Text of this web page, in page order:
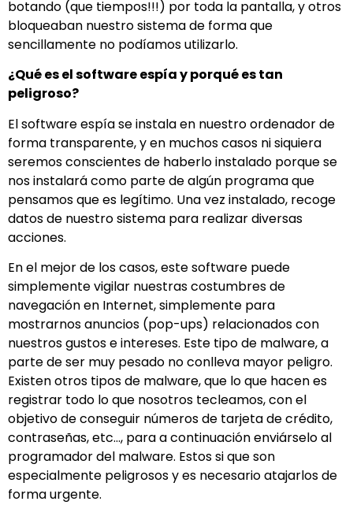
botando (que tiempos!!!) por toda la pantalla, y otros
bloqueaban nuestro sistema de forma que
sencillamente no podíamos utilizarlo.
¿Qué es el software espía y porqué es tan
peligroso?
El software espía se instala en nuestro ordenador de
forma transparente, y en muchos casos ni siquiera
seremos conscientes de haberlo instalado porque se
nos instalará como parte de algún programa que
pensamos que es legítimo. Una vez instalado, recoge
datos de nuestro sistema para realizar diversas
acciones.
En el mejor de los casos, este software puede
simplemente vigilar nuestras costumbres de
navegación en Internet, simplemente para
mostrarnos anuncios (pop-ups) relacionados con
nuestros gustos e intereses. Este tipo de malware, a
parte de ser muy pesado no conlleva mayor peligro.
Existen otros tipos de malware, que lo que hacen es
registrar todo lo que nosotros tecleamos, con el
objetivo de conseguir números de tarjeta de crédito,
contraseñas, etc…, para a continuación enviárselo al
programador del malware. Estos si que son
especialmente peligrosos y es necesario atajarlos de
forma urgente.